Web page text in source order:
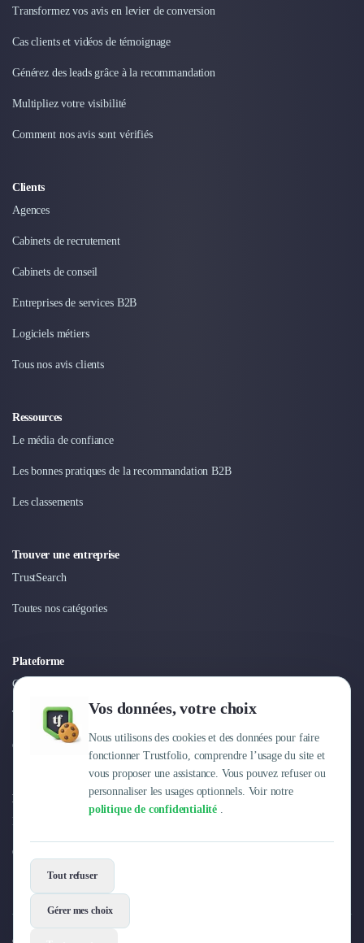
Vos données, votre choix
Nous utilisons des cookies et des données pour faire
fonctionner Trustfolio, comprendre l’usage du site et
vous proposer une assistance. Vous pouvez refuser ou
personnaliser les usages optionnels. Voir notre
politique de confidentialité .
Tout refuser
Gérer mes choix
Gestion de trésorerie
Financement de matériel ou équipement
Due Diligence
Solutions de Paiement
Fiscalité
Product Management
Internet of Things (IoT)
Packaging & Emballages
Support Client
Chatbot
Graphisme & Illustration
Stratégie Digitale
Développement Logiciel
Développement d'Application Mobile
Développement E-commerce
Logiciel E-Commerce
Intelligence Artificielle (IA)
Bureaux d'Entreprise
Impression
Logistique
Traiteur & Restauration
Conception & Aménagement de Bureaux
Sourcing et Imports
Office Management
Développement à l'international
Accélérateurs et incubateurs
Réhabilitation et maintenance
Gestion Immobilière
Logiciel PropTech
Courtage en Energie
Désinfection & décontamination
Transformez vos avis en levier de conversion
Cas clients et vidéos de témoignage
Générez des leads grâce à la recommandation
Multipliez votre visibilité
Comment nos avis sont vérifiés
Clients
Agences
Cabinets de recrutement
Cabinets de conseil
Entreprises de services B2B
Logiciels métiers
Tous nos avis clients
Ressources
Le média de confiance
Les bonnes pratiques de la recommandation B2B
Les classements
Trouver une entreprise
TrustSearch
Toutes nos catégories
Plateforme
Connexion
Tarifs
Centre d'aide
Entreprise
Pourquoi Trustfolio ?
Offres d'emploi